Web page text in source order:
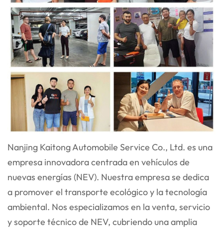
Nanjing Kaitong Automobile Service Co., Ltd. es una
empresa innovadora centrada en vehículos de
nuevas energías (NEV). Nuestra empresa se dedica
a promover el transporte ecológico y la tecnología
ambiental. Nos especializamos en la venta, servicio
y soporte técnico de NEV, cubriendo una amplia